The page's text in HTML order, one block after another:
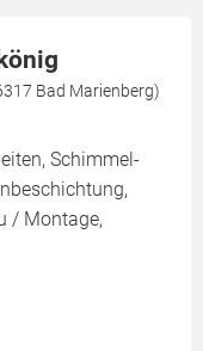
Bad Marienberg)
Schimmel-
/ Montage,